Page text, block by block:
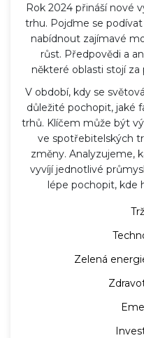
Rok 2024 přináší nové
trhu. Pojďme se
nabídnout zajímavé
růst. Předpovědi a
některé oblasti stojí
V období, kdy se
důležité pochopit, jaké
trhů. Klíčem může být
ve spotřebitelských
změny. Analyzujeme,
vyvíjí jednotlivé
lépe pochopit, kde
Zelená